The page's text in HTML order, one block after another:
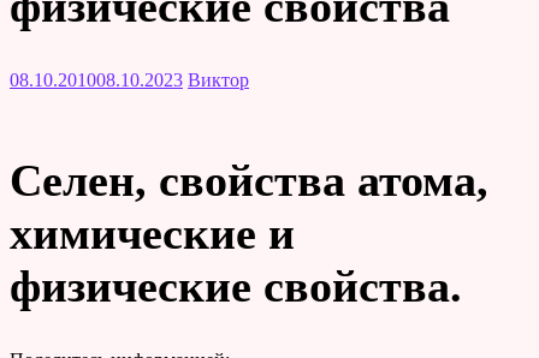
08.10.201008.10.2023 Виктор
Селен, свойства атома,
химические и
физические свойства.